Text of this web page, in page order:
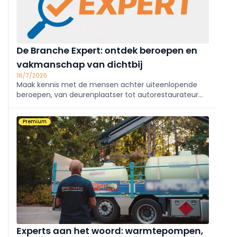
De Branche Expert: ontdek beroepen en
vakmanschap van dichtbij
16/7/2026
Maak kennis met de mensen achter uiteenlopende
beroepen, van deurenplaatser tot autorestaurateur
vakmensen die uitleggen wat hun job inhoudt, welke
expertise nodig is en wat het beroep zo boeiend en
veelzijdig maakt.
Premium
Experts aan het woord: warmtepompen,